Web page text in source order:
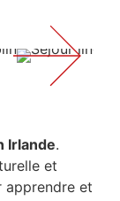
Irlande.
et
apprendre et